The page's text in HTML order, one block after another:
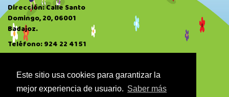
Este sitio usa cookies para garantizar la
mejor experiencia de usuario. Saber más
Dirección: Calle Santo
Domingo, 20, 06001
Badajoz.
Teléfono: 924 22 41 51
10:00 AM-14:00 PM
17:00 PM -20:30 PM
Domingo: Cerrado